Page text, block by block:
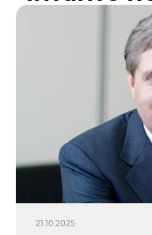
21.10.2025